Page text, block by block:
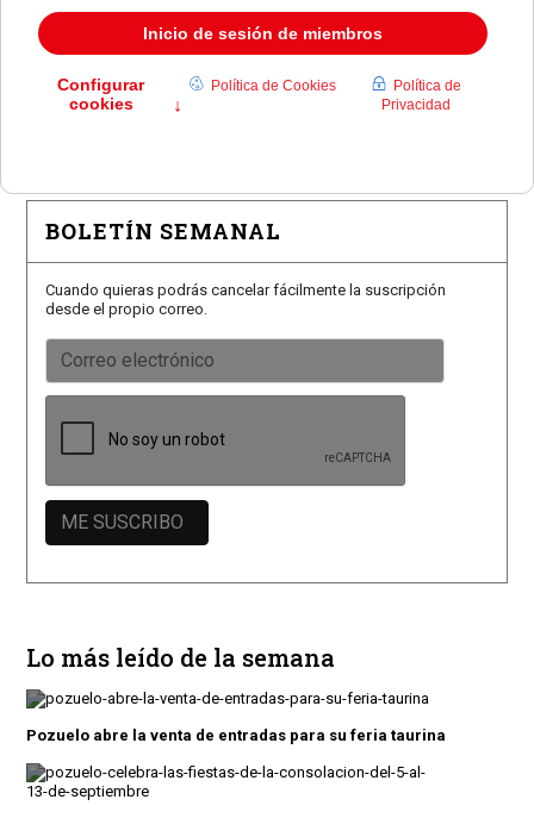
Román, Mora y Burdiel torearán en las Fiestas de
Pozuelo
El Club de Natación Pozuelo recibe el Premio Siete
Estrellas
BOLETÍN SEMANAL
Cuando quieras podrás cancelar fácilmente la suscripción
desde el propio correo.
Lo más leído de la semana
Pozuelo abre la venta de entradas para su feria taurina